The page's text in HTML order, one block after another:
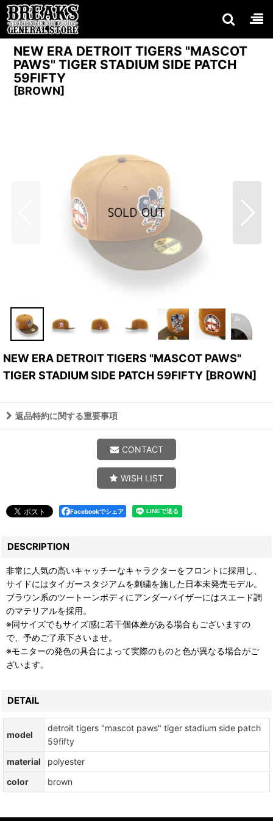
NEW ERA DETROIT TIGERS "MASCOT
PAWS" TIGER STADIUM SIDE PATCH
59FIFTY
[BROWN]
NEW ERA DETROIT TIGERS "MASCOT PAWS"
TIGER STADIUM SIDE PATCH 59FIFTY [BROWN]
返品特約に関する重要事項
CONTACT
WISH LIST
Facebookでシェア
DESCRIPTION
非常に人気の高いキャッチーなキャラクターをフロントに採用し、
サイドにはタイガースタジアムを刺繍を施した日本未発売モデル。
ブラウン系のツートーンボディにアンダーバイザーにはスエード調
のマテリアルを採用。
※同サイズでもサイズ感に若干個体差がある場合もございますの
で、予めご了承下さいませ。
※モニターの発色の具合によって実際のものと色が異なる場合がご
ざいます。
DETAIL
model
detroit tigers "mascot paws" tiger stadium side patch
59fifty
material
polyester
color
brown